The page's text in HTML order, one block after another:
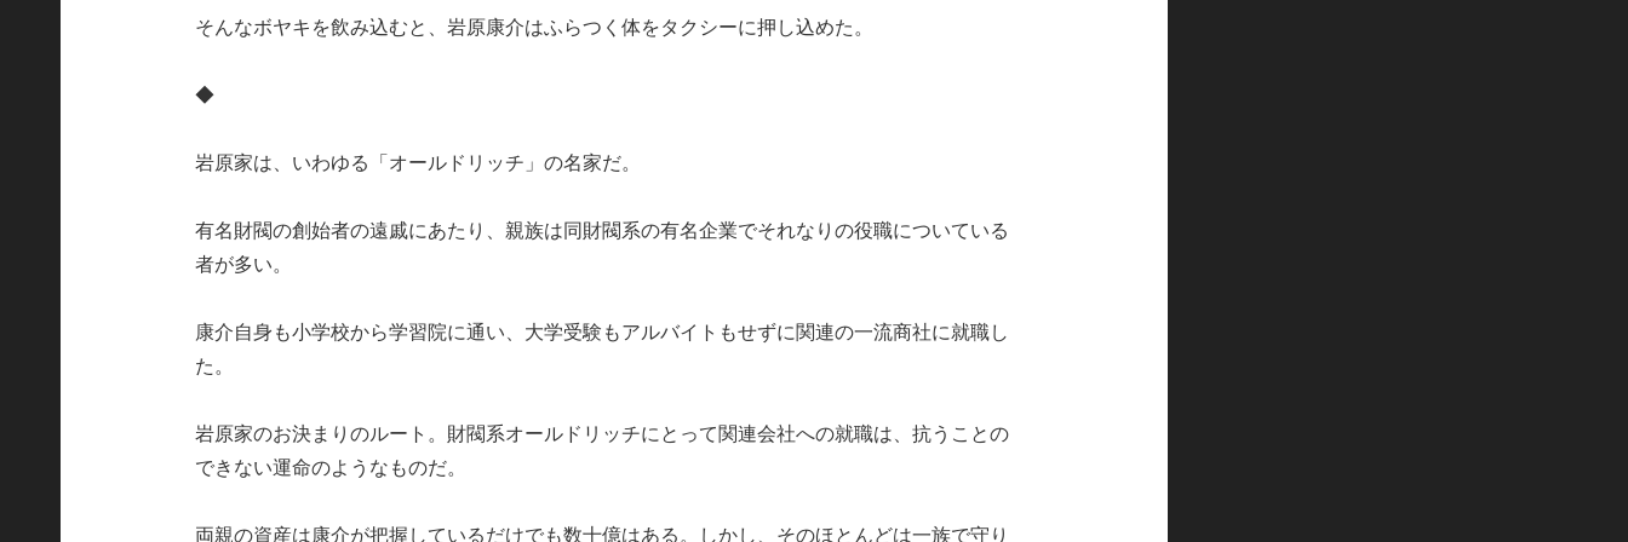
そんなボヤキを飲み込むと、岩原康介はふらつく体をタクシーに押し込めた。
◆
岩原家は、いわゆる「オールドリッチ」の名家だ。
有名財閥の創始者の遠戚にあたり、親族は同財閥系の有名企業でそれなりの役職についている
者が多い。
康介自身も小学校から学習院に通い、大学受験もアルバイトもせずに関連の一流商社に就職し
た。
岩原家のお決まりのルート。財閥系オールドリッチにとって関連会社への就職は、抗うことの
できない運命のようなものだ。
両親の資産は康介が把握しているだけでも数十億はある。しかし、そのほとんどは一族で守り